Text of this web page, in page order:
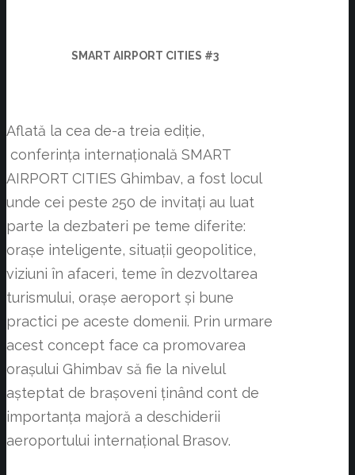
SMART AIRPORT CITIES #3
Aflată la cea de-a treia ediție,
conferința internațională SMART
AIRPORT CITIES Ghimbav, a fost locul
unde cei peste 250 de invitați au luat
parte la dezbateri pe teme diferite:
orașe inteligente, situații geopolitice,
viziuni în afaceri, teme în dezvoltarea
turismului, orașe aeroport și bune
practici pe aceste domenii. Prin urmare
acest concept face ca promovarea
orașului Ghimbav să fie la nivelul
așteptat de brașoveni ținând cont de
importanța majoră a deschiderii
aeroportului internațional Brasov.